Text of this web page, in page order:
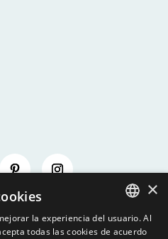
SPANISH
×
la experiencia del usuario. Al
todas las cookies de acuerdo